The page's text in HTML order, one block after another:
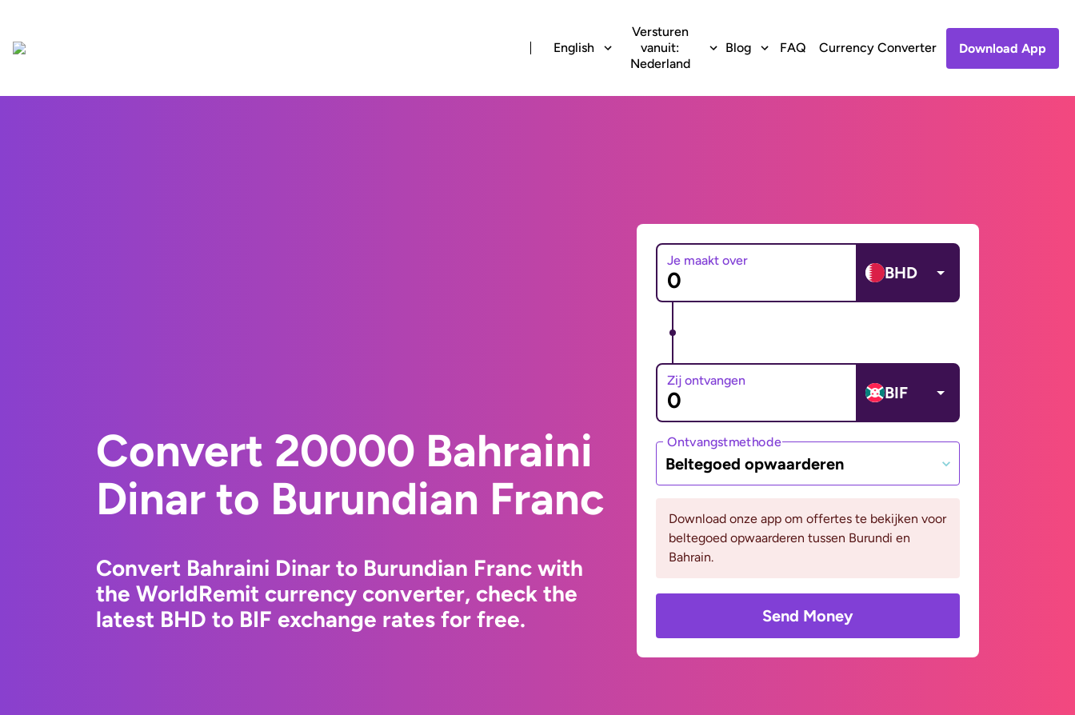
English
Versturen
vanuit:
Nederland
Blog FAQ Currency Converter Download App
Convert 20000 Bahraini
Dinar to Burundian Franc
Convert Bahraini Dinar to Burundian Franc with
the WorldRemit currency converter, check the
latest BHD to BIF exchange rates for free.
Je maakt over
BHD
Zij ontvangen
BIF
Ontvangstmethode
Beltegoed opwaarderen
Download onze app om offertes te bekijken voor
beltegoed opwaarderen tussen Burundi en
Bahrain.
Send Money